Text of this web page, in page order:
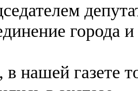
города
в нашей газете